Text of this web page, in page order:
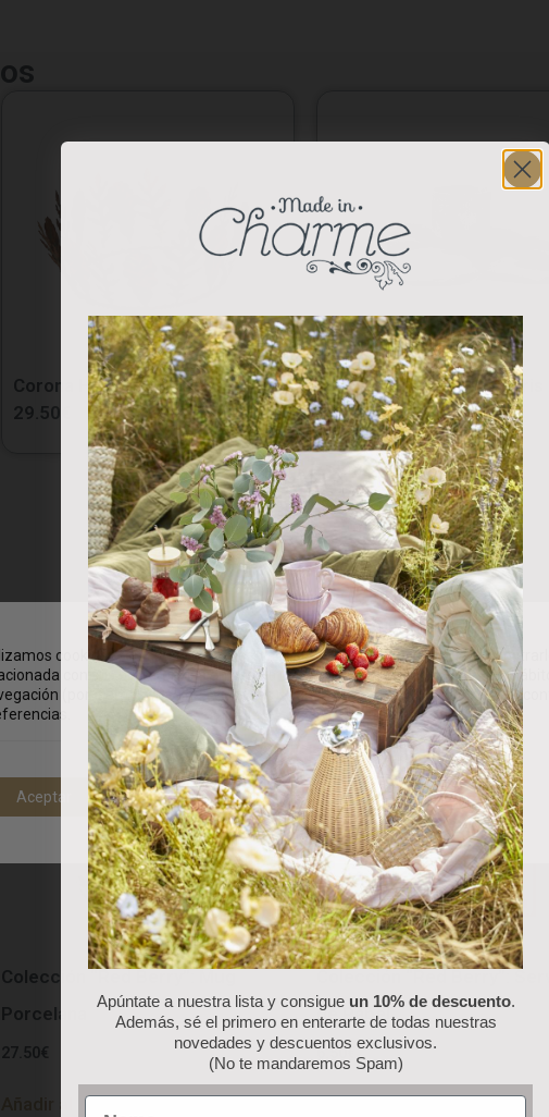
Corona Hojas Deco
29.50
Candelabro Flor Cinc Gris
9.50€
Colección “Red Berry”: Mug
Porcelana
27.50€
Añadir al carrito
Colección “Red Berry”:
de Papel
6.50€
cookies propias y de terceros para analizar nuestros servicios y
con sus preferencias en base a un perfil elaborado a partir de sus
(por ejemplo, páginas visitadas). Puede obtener más información y
Aceptar Rechazar Personalizar
Apúntate a nuestra lista y consigue un 10% de descuento.
Además, sé el primero en enterarte de todas nuestras
novedades y descuentos exclusivos.
(No te mandaremos Spam)
Name